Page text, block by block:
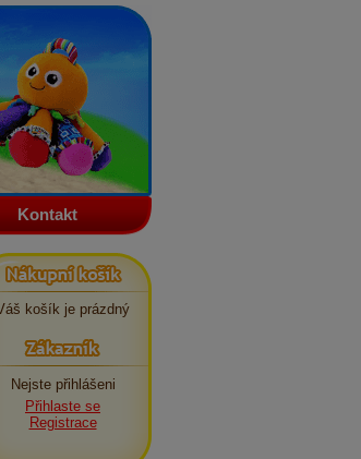
Kontakt
Nákupní košík
košík je prázdný
Zákazník
Nejste přihlášeni
Přihlaste se
Registrace